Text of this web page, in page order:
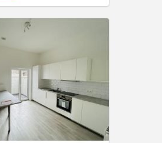
disponibles dans une
à Saint-Servais
une colocation calme,
et idéalement située à
centre de Namur ? Cette
faite pour vous ! Située
97 à 5002 Saint-
10 minutes à pied